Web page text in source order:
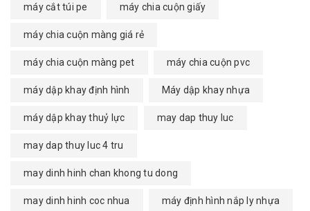
máy cắt túi pe máy chia cuộn giấy
máy chia cuộn màng giá rẻ
máy chia cuộn màng pet máy chia cuộn pvc
máy dập khay định hình Máy dập khay nhựa
máy dập khay thuỷ lực may dap thuy luc
may dap thuy luc 4 tru
may dinh hinh chan khong tu dong
may dinh hinh coc nhua máy định hình nắp ly nhựa